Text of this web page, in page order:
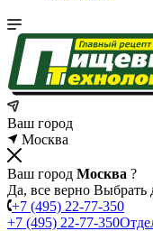
Ваш город
Москва
Ваш город Москва ?
Да, все верно Выбрать
+7 (495) 22-77-350
+7 (495) 22-77-350